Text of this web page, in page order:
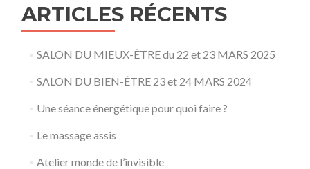
Vous
espoir
ARTICLES RÉCENTS
SALON DU MIEUX-ÊTRE du 22 et 23 MARS 2025
SALON DU BIEN-ÊTRE 23 et 24 MARS 2024
Une séance énergétique pour quoi faire ?
Le massage assis
Atelier monde de l’invisible